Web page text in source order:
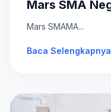
Mars SMAMA...
Baca Selengkapnya